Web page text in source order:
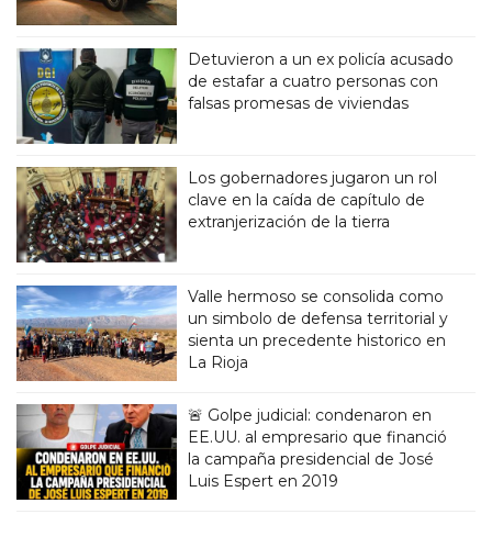
Detuvieron a un ex policía acusado
de estafar a cuatro personas con
falsas promesas de viviendas
Los gobernadores jugaron un rol
clave en la caída de capítulo de
extranjerización de la tierra
Valle hermoso se consolida como
un simbolo de defensa territorial y
sienta un precedente historico en
La Rioja
🚨 Golpe judicial: condenaron en
EE.UU. al empresario que financió
la campaña presidencial de José
Luis Espert en 2019